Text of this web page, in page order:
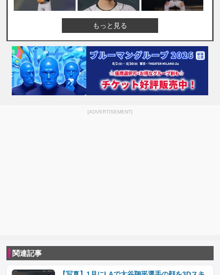
もっと見る
[ADVERTISEMENT]
関連記事